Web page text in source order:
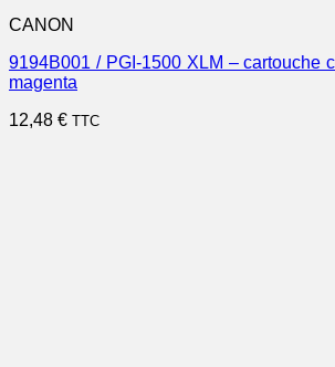
CANON
9194B001 / PGI-1500 XLM – cartouche
magenta
12,48 € TTC